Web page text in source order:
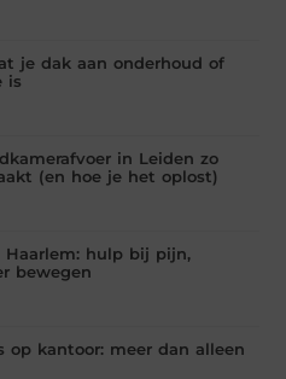
je dak aan onderhoud of
is
in Leiden zo
(en hoe je het oplost)
Haarlem: hulp bij pijn,
bewegen
op kantoor: meer dan alleen